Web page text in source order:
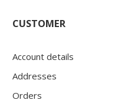
CUSTOMER
Account details
Addresses
Orders